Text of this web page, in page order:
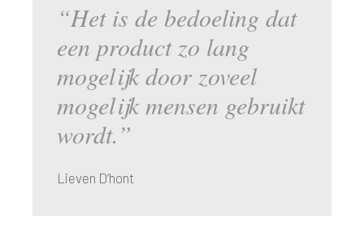
“Het is de bedoeling dat
een product zo lang
mogelijk door zoveel
mogelijk mensen gebruikt
wordt.”
Lieven D’hont